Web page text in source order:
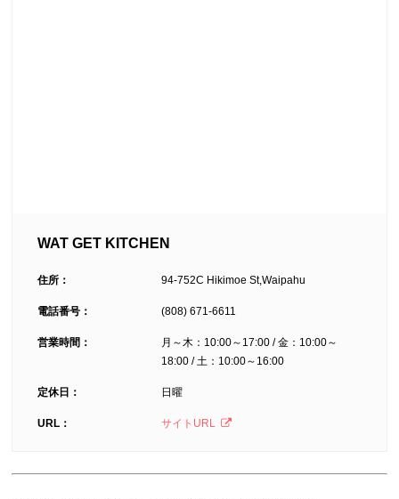
WAT GET KITCHEN
住所： 94-752C Hikimoe St,Waipahu
電話番号： (808) 671-6611
営業時間：
月～木：10:00～17:00 / 金：10:00～
18:00 / 土：10:00～16:00
定休日： 日曜
URL： サイトURL